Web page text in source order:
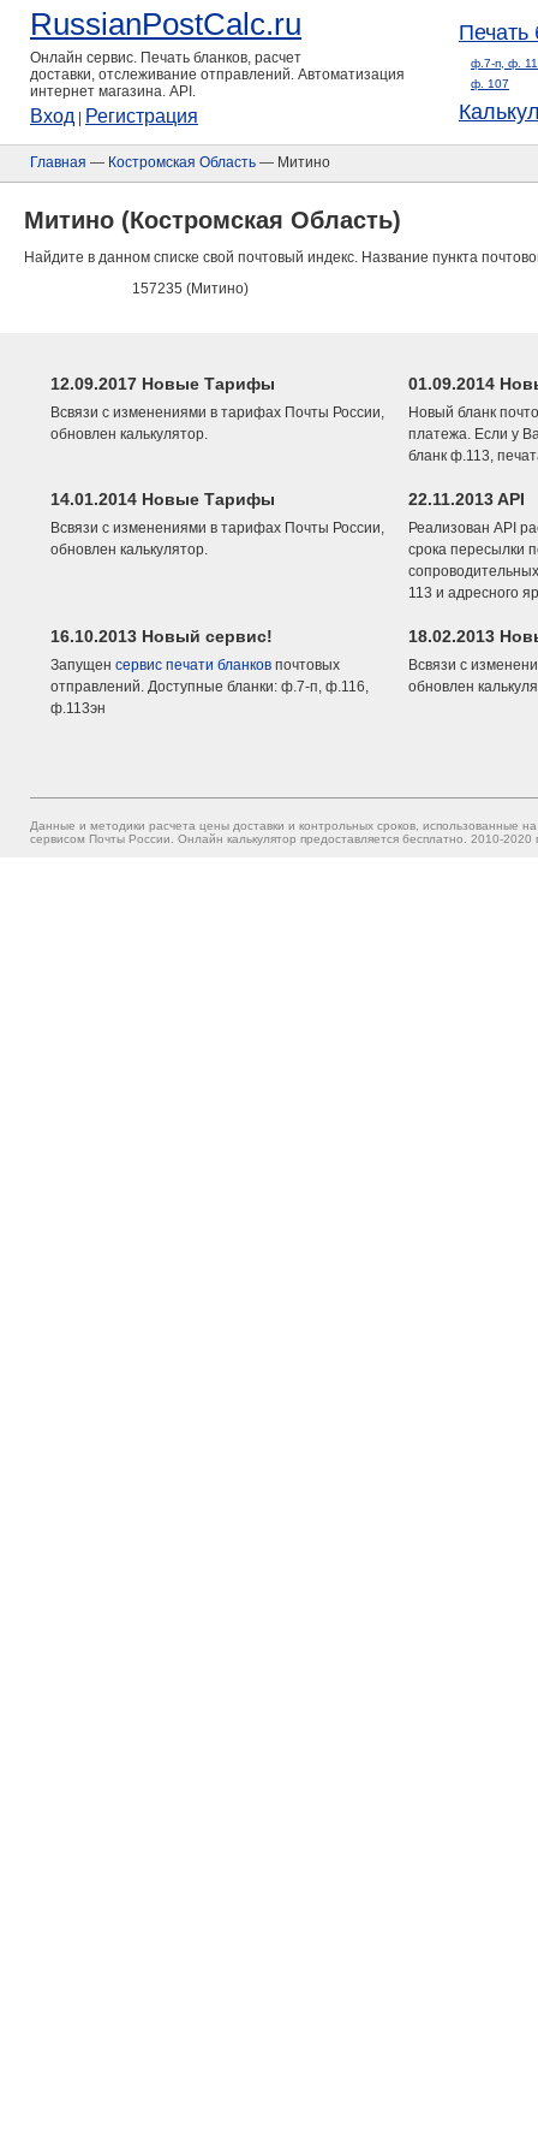
RussianPostCalc.ru
Онлайн сервис. Печать бланков, расчет
доставки, отслеживание отправлений. Автоматизация
интернет магазина. API.
Вход Регистрация
Печать
ф.7-п, ф.
ф. 107
Главная — Костромская Область — Митино
Митино (Костромская Область)
Найдите в данном списке свой почтовый индекс. Название пункта
157235 (Митино)
12.09.2017 Новые Тарифы
Всвязи с изменениями в тарифах Почты России,
обновлен калькулятор.
01.09.2014
Новый бланк
платежа. Если у
бланк ф.113,
14.01.2014 Новые Тарифы
Всвязи с изменениями в тарифах Почты России,
обновлен калькулятор.
22.11.2013 API
Реализован API
срока пересылки
113 и адресного
16.10.2013 Новый сервис!
Запущен сервис печати бланков почтовых
отправлений. Доступные бланки: ф.7-п, ф.116,
ф.113эн
18.02.2013
Всвязи с
обновлен
Данные и методики расчета цены доставки и контрольных сроков, использованные
сервисом Почты России. Онлайн калькулятор предоставляется бесплатно. 2010-2020